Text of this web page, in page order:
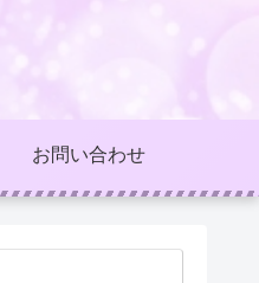
お問い合わせ